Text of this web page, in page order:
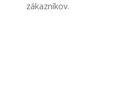
zákazníkov.